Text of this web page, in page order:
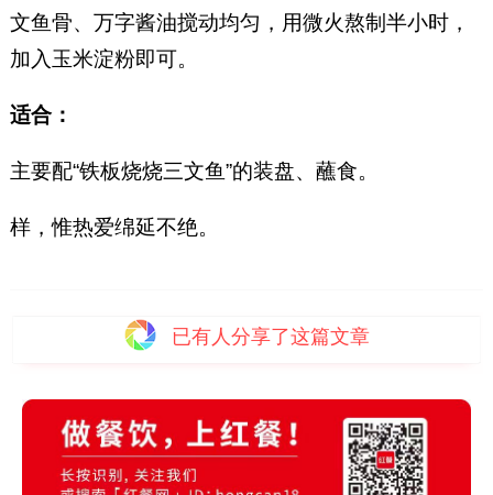
文鱼骨、万字酱油搅动均匀，用微火熬制半小时，
加入玉米淀粉即可。
适合：
主要配“铁板烧烧三文鱼”的装盘、蘸食。
样，惟热爱绵延不绝。
已有人分享了这篇文章